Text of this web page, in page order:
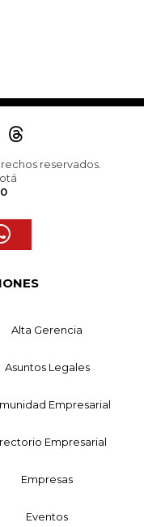
reservados.
Alta Gerencia
Asuntos Legales
Empresarial
Empresarial
Empresas
Eventos